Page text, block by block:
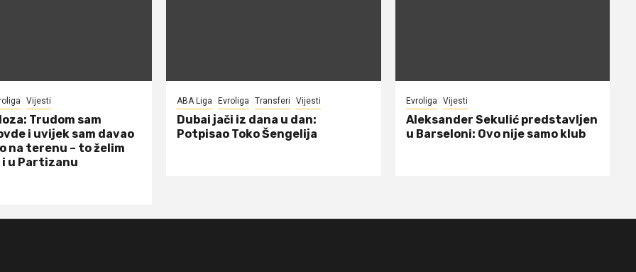
Vijesti
Trudom sam
i uvijek sam davao
na terenu – to želim
u Partizanu
ABA Liga Evroliga Transferi Vijesti
Dubai jači iz dana u dan:
Potpisao Toko Šengelija
Evroliga Vijesti
Aleksander Sekulić predstavljen
u Barseloni: Ovo nije samo klub